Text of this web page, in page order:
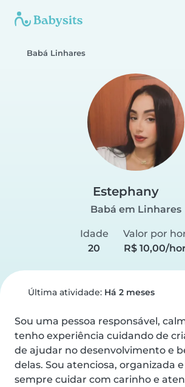
Babá Linhares
Estephany
Babá em Linhares
Idade
20
Valor por
R$ 10,00/
Última atividade: Há 2 meses
Sou uma pessoa responsável,
tenho experiência cuidando de
de ajudar no desenvolvimento e
delas. Sou atenciosa, organizada
sempre cuidar com carinho e